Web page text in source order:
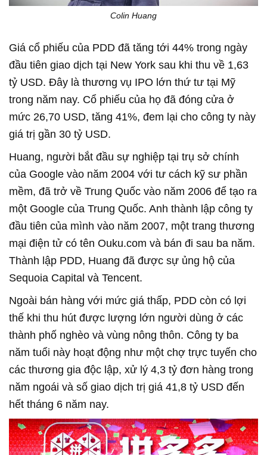
Colin Huang
Giá cổ phiếu của PDD đã tăng tới 44% trong ngày
đầu tiên giao dịch tại New York sau khi thu về 1,63
tỷ USD. Đây là thương vụ IPO lớn thứ tư tại Mỹ
trong năm nay. Cổ phiếu của họ đã đóng cửa ở
mức 26,70 USD, tăng 41%, đem lại cho công ty này
giá trị gần 30 tỷ USD.
Huang, người bắt đầu sự nghiệp tại trụ sở chính
của Google vào năm 2004 với tư cách kỹ sư phần
mềm, đã trở về Trung Quốc vào năm 2006 để tạo ra
một Google của Trung Quốc. Anh thành lập công ty
đầu tiên của mình vào năm 2007, một trang thương
mại điện tử có tên Ouku.com và bán đi sau ba năm.
Thành lập PDD, Huang đã được sự ủng hộ của
Sequoia Capital và Tencent.
Ngoài bán hàng với mức giá thấp, PDD còn có lợi
thế khi thu hút được lượng lớn người dùng ở các
thành phố nghèo và vùng nông thôn. Công ty ba
năm tuổi này hoạt động như một chợ trực tuyến cho
các thương gia độc lập, xử lý 4,3 tỷ đơn hàng trong
năm ngoái và số giao dịch trị giá 41,8 tỷ USD đến
hết tháng 6 năm nay.